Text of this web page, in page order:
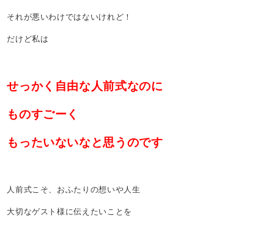
それが悪いわけではないけれど！
だけど私は
せっかく自由な人前式なのに
ものすごーく
もったいないなと思うのです
人前式こそ、おふたりの想いや人生
大切なゲスト様に伝えたいことを